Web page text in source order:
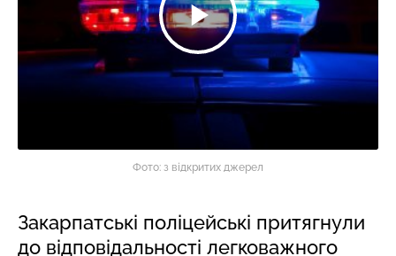
Фото: з відкритих джерел
Закарпатські поліцейські притягнули
до відповідальності легковажного